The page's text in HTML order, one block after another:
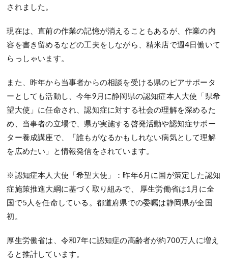
されました。
現在は、直前の作業の記憶が消えることもあるが、作業の内
容を書き留めるなどの工夫をしながら、精米店で週4日働いて
らっしゃいます。
また、昨年から当事者からの相談を受ける県のピアサポータ
ーとしても活動し、今年9月に静岡県の認知症本人大使「県希
望大使」に任命され、認知症に対する社会の理解を深めるた
め、当事者の立場で、県が実施する啓発活動や認知症サポー
ター養成講座で、「誰もがなるかもしれない病気として理解
を広めたい」と情報発信をされています。
※認知症本人大使「希望大使」：昨年6月に国が策定した認知
症施策推進大綱に基づく取り組みで、 厚生労働省は1月に全
国で5人を任命している。都道府県での委嘱は静岡県が全国
初。
厚生労働省は、令和7年に認知症の高齢者が約700万人に増え
ると推計しています。